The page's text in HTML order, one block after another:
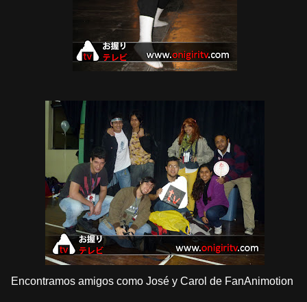
Encontramos amigos como José y Carol de FanAnimotion